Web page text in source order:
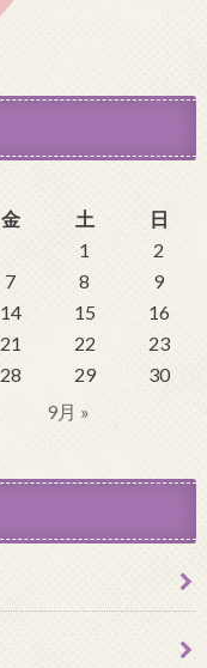
金 土
日
1
2
7 8
9
14 15
16
21 22
23
28 29
30
9月 »